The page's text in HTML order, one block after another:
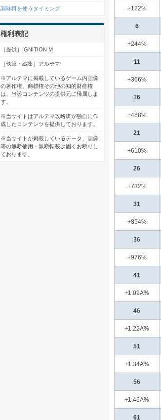
+122%
6
+244%
11
+366%
16
+488%
21
+610%
26
+732%
31
+854%
36
+976%
41
+1.09A%
46
+1.22A%
51
+1.34A%
56
+1.46A%
61
調味料を使うタイミング
権利表記
［提供］IGNITION M
［執筆・編集］アルテマ
※アルテマに掲載しているゲーム内画像
の著作権、商標権その他の知的財産権
は、当該コンテンツの提供元に帰属しま
す。
※当サイトはアルテマ攻略班が独自に作
成したコンテンツを提供しております。
※当サイトが掲載しているデータ、画像
等の無断使用・無断転載は固くお断りし
ております。